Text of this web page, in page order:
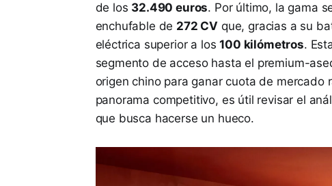
de los 32.490 euros. Por último, la gama
enchufable de 272 CV que, gracias a su
eléctrica superior a los100 kilómetros.
segmento de acceso hasta el premium-
origen chino para ganar cuota de mercado
panorama competitivo, es útil revisar el
que busca hacerse un hueco.